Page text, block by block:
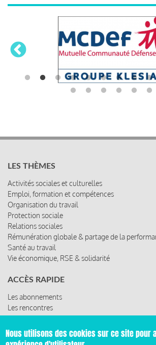
LES THÈMES
Activités sociales et culturelles
Emploi, formation et compétences
Organisation du travail
Protection sociale
Relations sociales
Rémunération globale & partage de la
Santé au travail
Vie économique, RSE & solidarité
ACCÈS RAPIDE
Les abonnements
Les rencontres
Les ressources
Nous utilisons des cookies sur ce site pour